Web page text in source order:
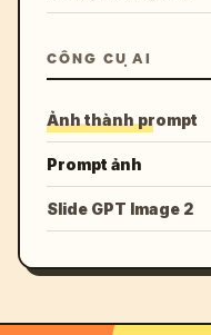
CÔNG CỤ AI
Ảnh thành prompt
Prompt ảnh
Slide GPT Image 2